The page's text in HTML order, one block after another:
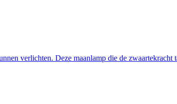
verlichten. Deze maanlamp die de zwaartekracht